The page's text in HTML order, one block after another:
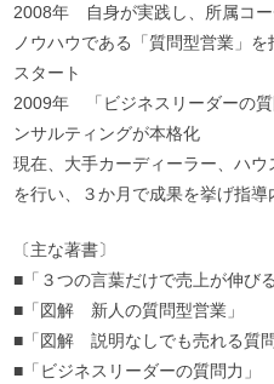
2008年 自身が実践し、所属コ
ノウハウである「質問型営業」
スタート
2009年 「ビジネスリーダーの
ンサルティングが本格化
現在、大手カーディーラー、ハ
を行い、３か月で成果を挙げ指
〔主な著書〕
■「３つの言葉だけで売上が伸び
■「図解 新人の質問型営業」
■「図解 説明なしでも売れる質問
■「ビジネスリーダーの質問力」